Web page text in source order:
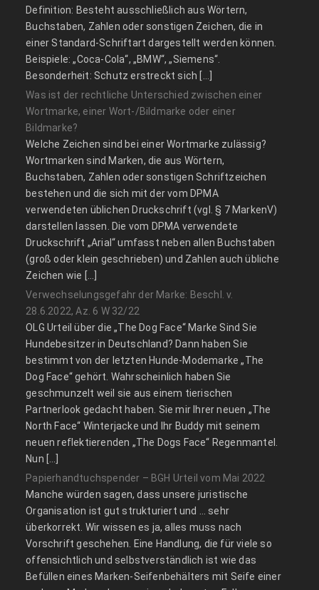
Definition: Besteht ausschließlich aus Wörtern,
Buchstaben, Zahlen oder sonstigen Zeichen, die in
einer Standard-Schriftart dargestellt werden können.
Beispiele: „Coca-Cola“, „BMW“, „Siemens“.
Besonderheit: Schutz erstreckt sich […]
Was ist der rechtliche Unterschied zwischen einer
Wortmarke, einer Wort-/Bildmarke oder einer
Bildmarke?
Welche Zeichen sind bei einer Wortmarke zulässig?
Wortmarken sind Marken, die aus Wörtern,
Buchstaben, Zahlen oder sonstigen Schriftzeichen
bestehen und die sich mit der vom DPMA
verwendeten üblichen Druckschrift (vgl. § 7 MarkenV)
darstellen lassen. Die vom DPMA verwendete
Druckschrift „Arial“ umfasst neben allen Buchstaben
(groß oder klein geschrieben) und Zahlen auch übliche
Zeichen wie […]
Verwechselungsgefahr der Marke: Beschl. v.
28.6.2022, Az. 6 W 32/22
OLG Urteil über die „The Dog Face“ Marke Sind Sie
Hundebesitzer in Deutschland? Dann haben Sie
bestimmt von der letzten Hunde-Modemarke „The
Dog Face“ gehört. Wahrscheinlich haben Sie
geschmunzelt weil sie aus einem tierischen
Partnerlook gedacht haben. Sie mir Ihrer neuen „The
North Face“ Winterjacke und Ihr Buddy mit seinem
neuen reflektierenden „The Dogs Face“ Regenmantel.
Nun […]
Papierhandtuchspender – BGH Urteil vom Mai 2022
Manche würden sagen, dass unsere juristische
Organisation ist gut strukturiert und … sehr
überkorrekt. Wir wissen es ja, alles muss nach
Vorschrift geschehen. Eine Handlung, die für viele so
offensichtlich und selbstverständlich ist wie das
Befüllen eines Marken-Seifenbehälters mit Seife einer